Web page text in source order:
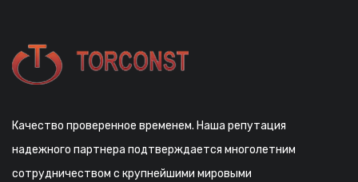
Качество проверенное временем. Наша репутация
надежного партнера подтверждается многолетним
сотрудничеством с крупнейшими мировыми